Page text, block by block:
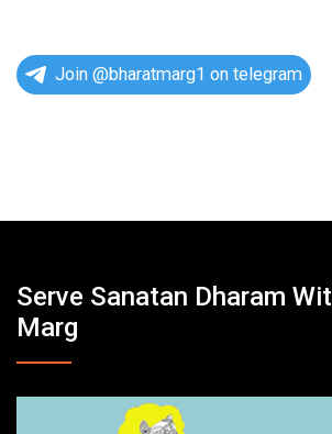
e
Join @bharatmarg1 on telegram
Serve Sanatan Dharam
Marg